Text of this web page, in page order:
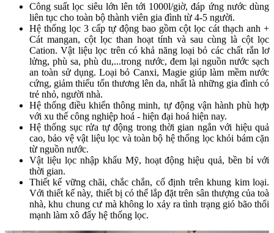
Công suất lọc siêu lớn lên tới 1000l/giờ, đáp ứng nước dùng
liên tục cho toàn bộ thành viên gia đình từ 4-5 người.
Hệ thống lọc 3 cấp tự động bao gồm cột lọc cát thạch anh +
Cát mangan, cột lọc than hoạt tính và sau cùng là cột lọc
Cation. Vật liệu lọc trên có khả năng loại bỏ các chất rắn lơ
lửng, phù sa, phù du,...trong nước, đem lại nguồn nước sạch
an toàn sử dụng. Loại bỏ Canxi, Magie giúp làm mềm nước
cứng, giảm thiểu tổn thương lên da, nhất là những gia đình có
trẻ nhỏ, người nhà.
Hệ thống điều khiển thông minh, tự động vận hành phù hợp
với xu thế công nghiệp hoá - hiện đại hoá hiện nay.
Hệ thống sục rửa tự động trong thời gian ngắn với hiệu quả
cao, bảo vệ vật liệu lọc và toàn bộ hệ thống lọc khỏi bám cặn
từ nguồn nước.
Vật liệu lọc nhập khẩu Mỹ, hoạt động hiệu quả, bền bỉ với
thời gian.
Thiết kế vững chãi, chắc chắn, cố định trên khung kim loại.
Với thiết kế này, thiết bị có thể lắp đặt trên sân thượng của toà
nhà, khu chung cư mà không lo xảy ra tình trạng gió bão thổi
mạnh làm xô đẩy hệ thống lọc.